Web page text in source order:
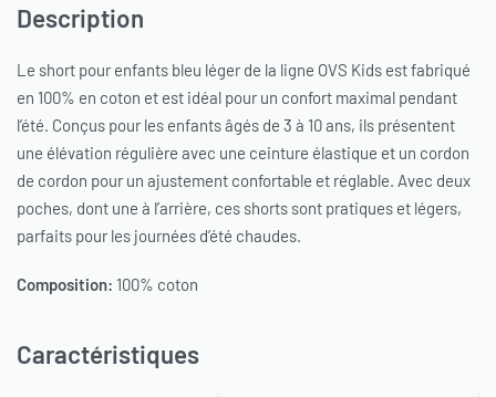
Description
Le short pour enfants bleu léger de la ligne OVS Kids est fabriqué
en 100% en coton et est idéal pour un confort maximal pendant
l’été. Conçus pour les enfants âgés de 3 à 10 ans, ils présentent
une élévation régulière avec une ceinture élastique et un cordon
de cordon pour un ajustement confortable et réglable. Avec deux
poches, dont une à l’arrière, ces shorts sont pratiques et légers,
parfaits pour les journées d’été chaudes.
Composition: 100% coton
Caractéristiques